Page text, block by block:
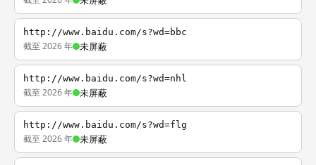
http://www.baidu.com/s?wd=bbc
截至 2026 年 未屏蔽
http://www.baidu.com/s?wd=nhl
截至 2026 年 未屏蔽
http://www.baidu.com/s?wd=flg
截至 2026 年 未屏蔽